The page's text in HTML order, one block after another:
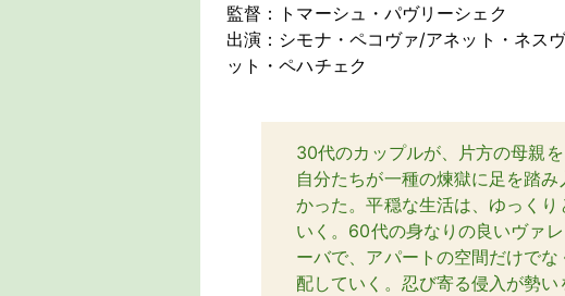
監督：トマーシュ・パヴリーシェク
出演：シモナ・ペコヴァ/アネット・ネス
ット・ペハチェク
30代のカップルが、片方の母親
自分たちが一種の煉獄に足を踏
かった。平穏な生活は、ゆっく
いく。60代の身なりの良いヴァ
ーバで、アパートの空間だけで
配していく。忍び寄る侵入が勢い